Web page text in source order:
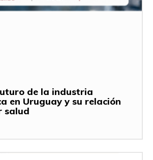
de la industria
en Uruguay y su relación
salud